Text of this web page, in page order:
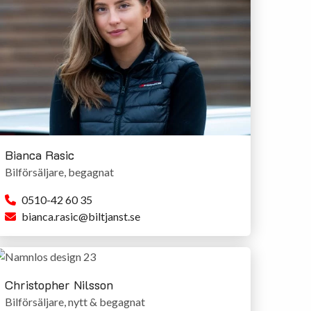
Bianca Rasic
Bilförsäljare, begagnat
0510-42 60 35
bianca.rasic@biltjanst.se
Christopher Nilsson
Bilförsäljare, nytt & begagnat